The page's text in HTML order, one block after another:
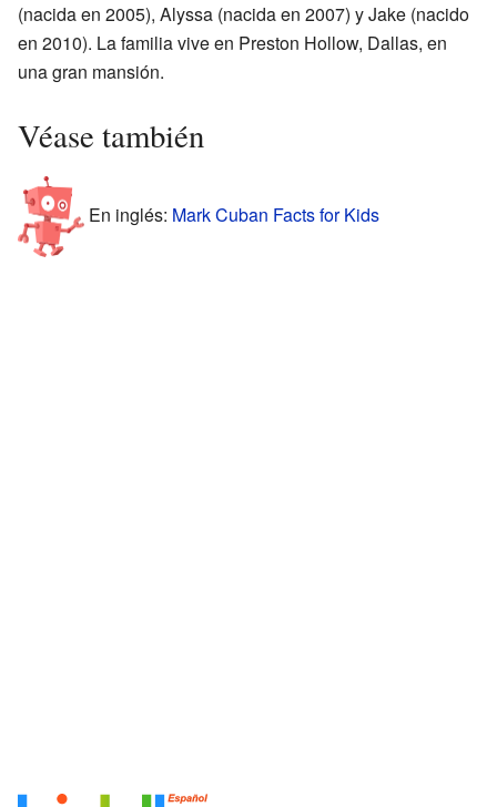
(nacida en 2005), Alyssa (nacida en 2007) y Jake (nacido
en 2010). La familia vive en Preston Hollow, Dallas, en
una gran mansión.
Véase también
En inglés: Mark Cuban Facts for Kids